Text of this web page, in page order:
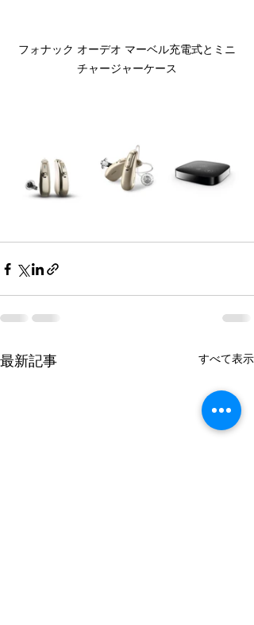
フォナック オーデオ マーベル充電式とミニ
チャージャーケース
最新記事 すべて表示